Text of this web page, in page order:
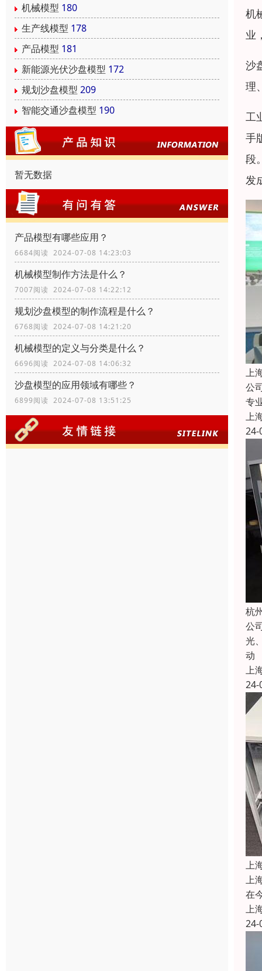
机械模型 180
生产线模型 178
产品模型 181
新能源光伏沙盘模型 172
规划沙盘模型 209
智能交通沙盘模型 190
暂无数据
产品模型有哪些应用？
6684阅读 2024-07-08 14:23:03
机械模型制作方法是什么？
7007阅读 2024-07-08 14:22:12
规划沙盘模型的制作流程是什么？
6768阅读 2024-07-08 14:21:20
机械模型的定义与分类是什么？
6696阅读 2024-07-08 14:06:32
沙盘模型的应用领域有哪些？
6899阅读 2024-07-08 13:51:25
机
业
沙
理
工
手
段
发
上
公
专
上
24-
杭
公
光
动
上
24-
上
上
在
上
24-